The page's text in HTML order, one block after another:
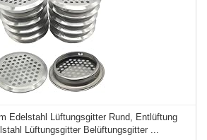
Edelstahl Lüftungsgitter Rund, Entlüftung
Lüftungsgitter Belüftungsgitter ...